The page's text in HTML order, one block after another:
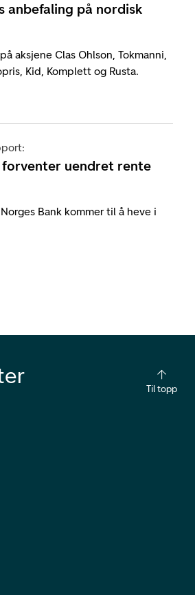
anbefaling på nordisk
aksjene Clas Ohlson, Tokmanni,
Kid, Komplett og Rusta.
forventer uendret rente
Bank kommer til å heve i
Til topp